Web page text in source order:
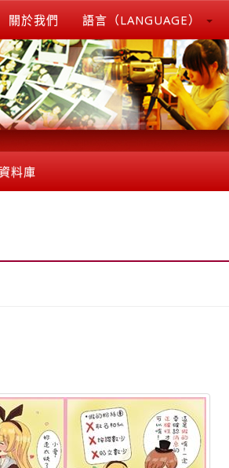
關於我們 語言（LANGUAGE）
料庫